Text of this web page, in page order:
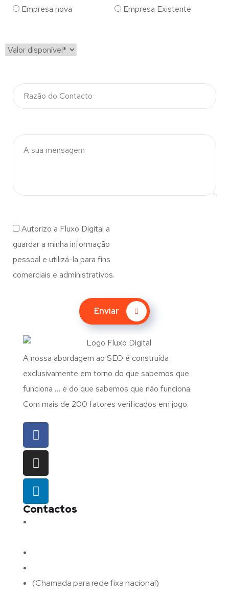
Empresa nova
Empresa Existente
Autorizo a Fluxo Digital a
guardar a minha informação
pessoal e utilizá-la para fins
comerciais e administrativos.
Enviar
A nossa abordagem ao SEO é construída
exclusivamente em torno do que sabemos que
funciona … e do que sabemos que não funciona.
Com mais de 200 fatores verificados em jogo.
Contactos
(Chamada para rede fixa nacional)